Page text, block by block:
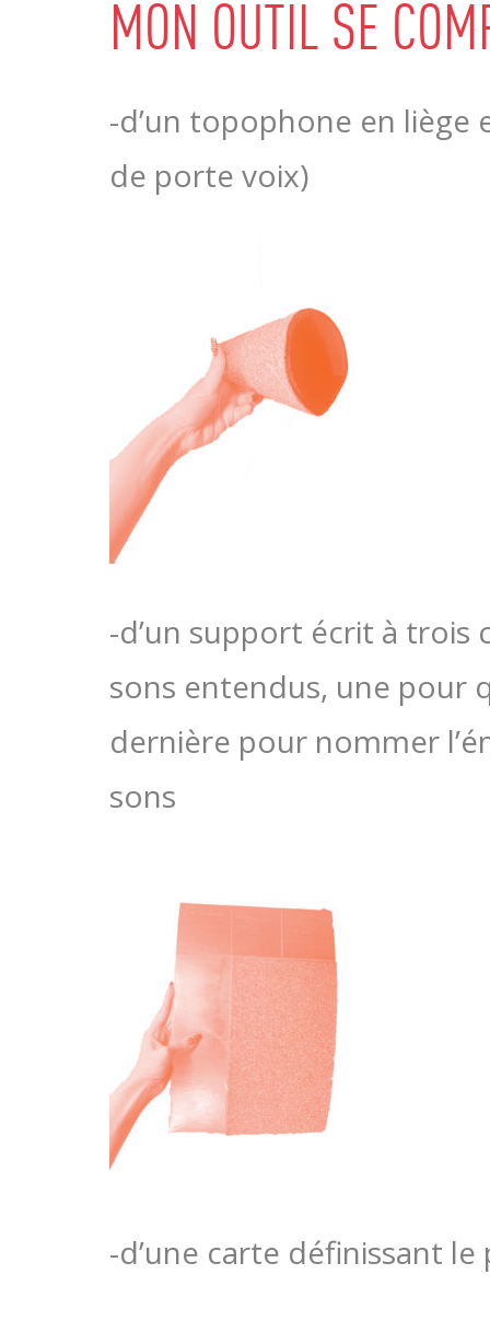
MON OUTIL SE
-d’un topophone en
de porte voix)
-d’un support écrit à
sons entendus, une pour
dernière pour nommer
sons
-d’une carte définissant